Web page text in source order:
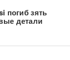
погиб зять
детали